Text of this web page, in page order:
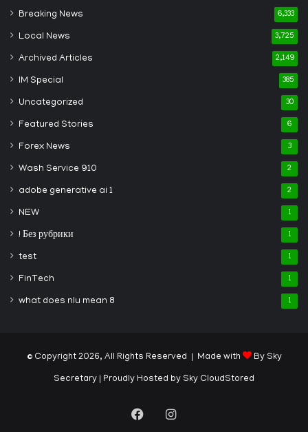
Breaking News 6,333
Local News 3,725
Archived Articles 2,149
IM Special 385
Uncategorized 30
Featured Stories 6
Forex News 3
Wash Service 910 2
adobe generative ai 1 2
NEW 1
! Без рубрики 1
test 1
FinTech 1
what does nlu mean 8 1
© Copyright 2026, All Rights Reserved | Made with By Sky
Secretary | Proudly Hosted by Sky CloudStored
FacebookInstagram